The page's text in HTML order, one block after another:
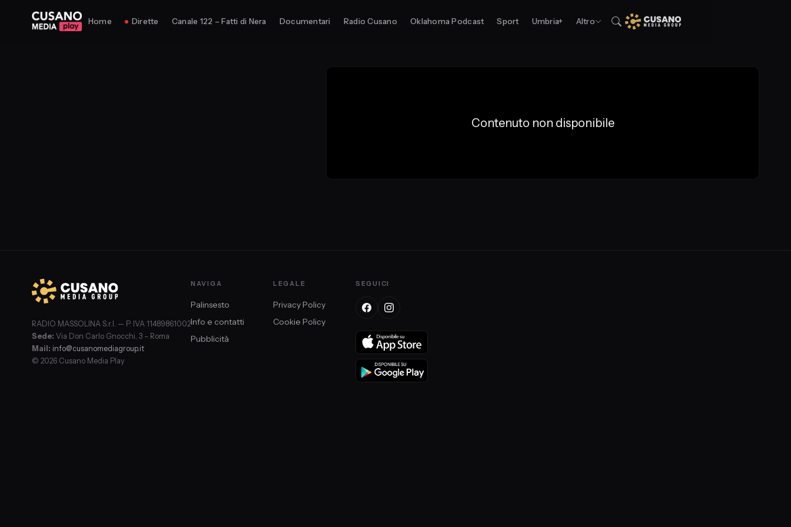
Home Dirette Canale 122 – Fatti di Nera Documentari Radio Cusano Oklahoma Podcast Sport Umbria+ Altro
Contenuto non disponibile
RADIO MASSOLINA S.r.l. — P. IVA 11489861002
Sede: Via Don Carlo Gnocchi, 3 – Roma
Mail: info@cusanomediagroup.it
© 2026 Cusano Media Play
NAVIGA
Palinsesto
Info e contatti
Pubblicità
LEGALE
Privacy Policy
Cookie Policy
SEGUICI